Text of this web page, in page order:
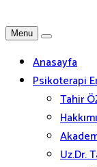
Menu
Anasayfa
Psikoterapi
Tahir
Uz.Dr.